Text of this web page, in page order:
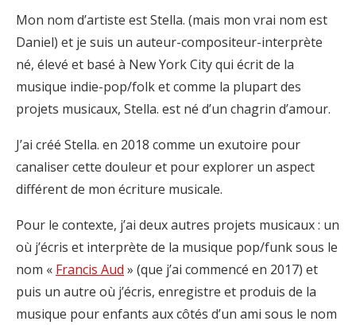
Mon nom d’artiste est Stella. (mais mon vrai nom est
Daniel) et je suis un auteur-compositeur-interprète
né, élevé et basé à New York City qui écrit de la
musique indie-pop/folk et comme la plupart des
projets musicaux, Stella. est né d’un chagrin d’amour.
J’ai créé Stella. en 2018 comme un exutoire pour
canaliser cette douleur et pour explorer un aspect
différent de mon écriture musicale.
Pour le contexte, j’ai deux autres projets musicaux : un
où j’écris et interprète de la musique pop/funk sous le
nom « Francis Aud » (que j’ai commencé en 2017) et
puis un autre où j’écris, enregistre et produis de la
musique pour enfants aux côtés d’un ami sous le nom